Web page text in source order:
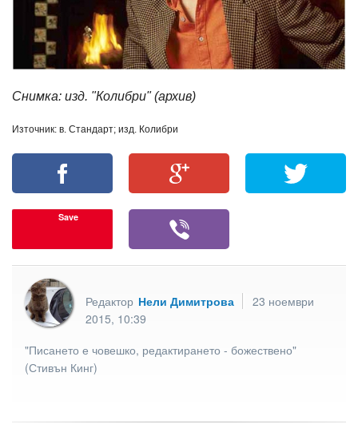
Снимка: изд. "Колибри" (архив)
Източник: в. Стандарт; изд. Колибри
Save
Редактор Нели Димитрова
23 ноември
2015, 10:39
"Писането е човешко, редактирането - божествено"
(Стивън Кинг)